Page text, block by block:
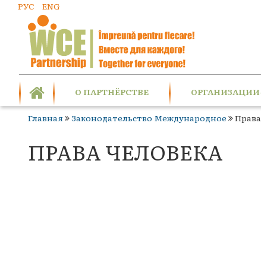
РУС ENG
О ПАРТНЁРСТВЕ
Главная Законодательство Международное
ПРАВА ЧЕЛОВЕКА